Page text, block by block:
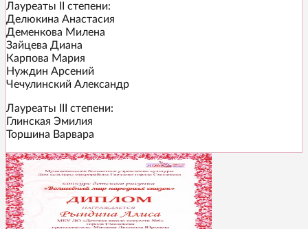
Лауреаты II степени:
Делюкина Анастасия
Деменкова Милена
Зайцева Диана
Карпова Мария
Нуждин Арсений
Чечулинский Александр
Лауреаты III степени:
Глинская Эмилия
Торшина Варвара